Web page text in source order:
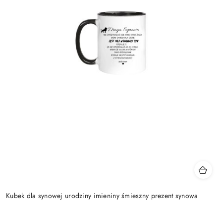
Kubek dla synowej urodziny imieniny śmieszny prezent synowa